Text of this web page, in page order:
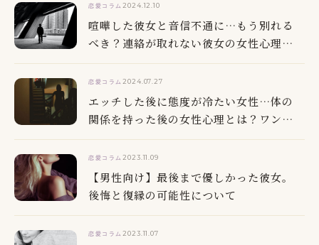
恋愛コラム 2024.12.10
喧嘩した彼女と音信不通に…もう別れる
べき？連絡が取れない彼女の女性心理と
は
恋愛コラム 2024.07.27
エッチした後に態度が冷たい女性…体の
関係を持った後の女性心理とは？ワンナ
イトSEX後、連絡しない理由
恋愛コラム 2023.11.09
【男性向け】最後まで優しかった彼女。
後悔と復縁の可能性について
恋愛コラム 2023.11.07